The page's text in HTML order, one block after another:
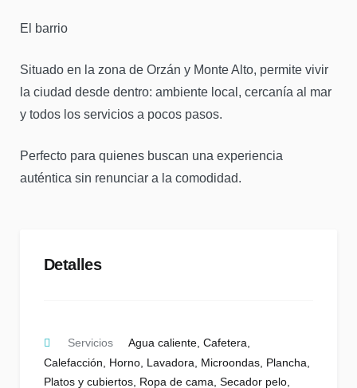
El barrio
Situado en la zona de Orzán y Monte Alto, permite vivir
la ciudad desde dentro: ambiente local, cercanía al mar
y todos los servicios a pocos pasos.
Perfecto para quienes buscan una experiencia
auténtica sin renunciar a la comodidad.
Detalles
Servicios Agua caliente Cafetera
Calefacción
Horno Lavadora Microondas Plancha
Platos y cubiertos Ropa de cama Secador pelo